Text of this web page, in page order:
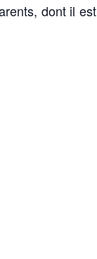
dont il est